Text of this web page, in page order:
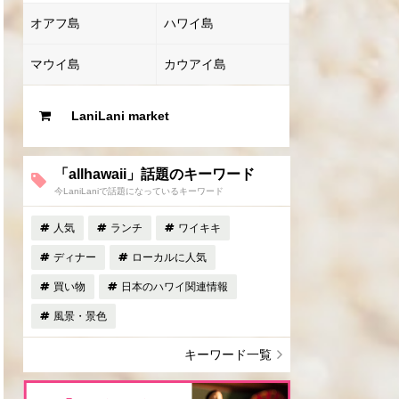
オアフ島 ハワイ島
マウイ島 カウアイ島
LaniLani market
「allhawaii」話題のキーワード
今LaniLaniで話題になっているキーワード
人気 ランチ ワイキキ
ディナー ローカルに人気
買い物 日本のハワイ関連情報
風景・景色
キーワード一覧